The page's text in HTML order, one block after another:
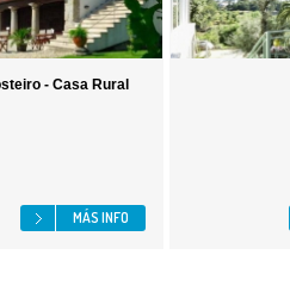
- Casa Rural
MÁS INFO